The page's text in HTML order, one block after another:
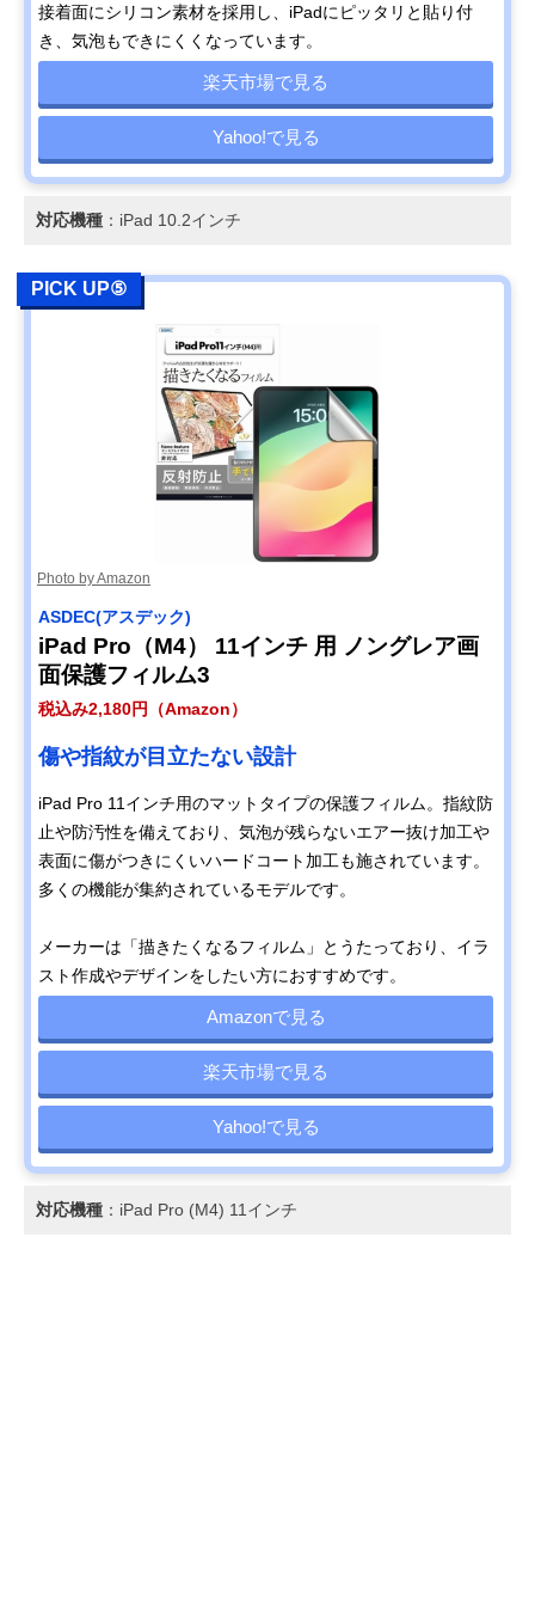
接着面にシリコン素材を採用し、iPadにピッタリと貼り付
き、気泡もできにくくなっています。
楽天市場で見る
Yahoo!で見る
対応機種 ：iPad 10.2インチ
PICK UP⑤
Photo by Amazon
ASDEC(アスデック)
iPad Pro（M4） 11インチ 用 ノングレア画
面保護フィルム3
税込み2,180円（Amazon）
傷や指紋が目立たない設計
iPad Pro 11インチ用のマットタイプの保護フィルム。指紋防
止や防汚性を備えており、気泡が残らないエアー抜け加工や
表面に傷がつきにくいハードコート加工も施されています。
多くの機能が集約されているモデルです。
メーカーは「描きたくなるフィルム」とうたっており、イラ
スト作成やデザインをしたい方におすすめです。
Amazonで見る
楽天市場で見る
Yahoo!で見る
対応機種 ：iPad Pro (M4) 11インチ